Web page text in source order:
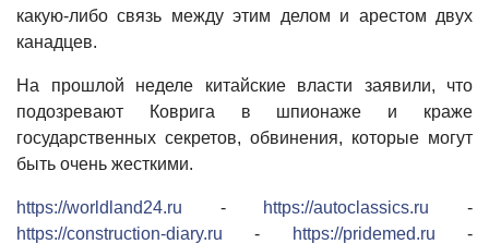
какую-либо связь между этим делом и арестом двух
канадцев.
На прошлой неделе китайские власти заявили, что
подозревают Коврига в шпионаже и краже
государственных секретов, обвинения, которые могут
быть очень жесткими.
https://worldland24.ru - https://autoclassics.ru -
https://construction-diary.ru - https://pridemed.ru -